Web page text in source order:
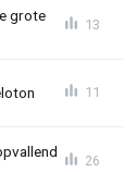
grote
13
11
26